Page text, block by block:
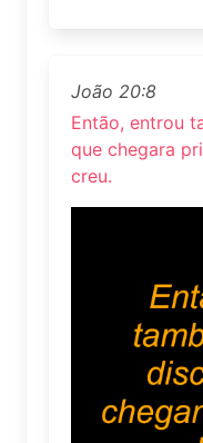
João 20:8
Então, entrou
que chegara
creu.